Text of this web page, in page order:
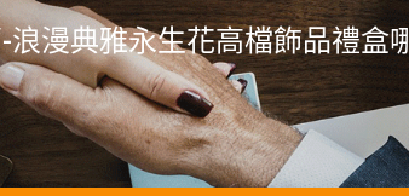
浪漫典雅永生花高檔飾品禮盒